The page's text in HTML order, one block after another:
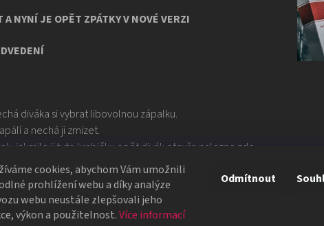
cookies, abychom Vám umožnili
prohlížení webu a díky analýze
webu neustále zlepšovali jeho
výkon a použitelnost.Více informací
Odmítnout
NYNÍ JE OPĚT ZPÁTKY V NOVÉ VERZI
diváka si vybrat libovolnou zápalku.
a nechá ji zmizet.
jakmile ji tuto krabičku opět divák otevře nalezne zde
a vybere si z balíčku karet libovolnou kartu.
sirky zmizí a svírá v ruce vybranou kartu, která z balíčku